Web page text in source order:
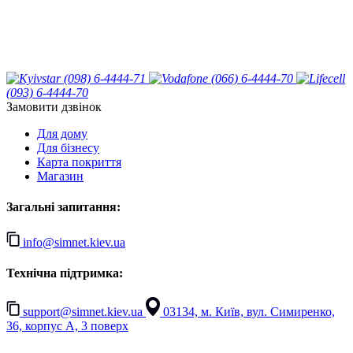
(098) 6-4444-71
(066) 6-4444-70
(093) 6-4444-70
Замовити дзвінок
Для дому
Для бізнесу
Карта покриття
Магазин
Загальні запитання:
info@simnet.kiev.ua
Технічна підтримка:
support@simnet.kiev.ua
03134, м. Київ, вул. Симиренко,
36, корпус А, 3 поверх